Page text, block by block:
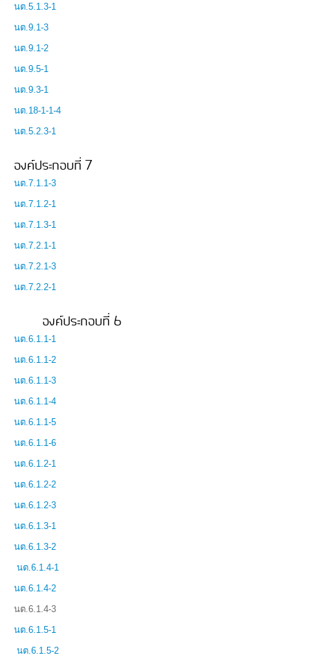
นต.5.1.3-1
นต.9.1-3
นต.9.1-2
นต.9.5-1
นต.9.3-1
นต.18-1-1-4
นต.5.2.3-1
องค์ประกอบที่ 7
นต.7.1.1-3
นต.7.1.2-1
นต.7.1.3-1
นต.7.2.1-1
นต.7.2.1-3
นต.7.2.2-1
องค์ประกอบที่ 6
นต.6.1.1-1
นต.6.1.1-2
นต.6.1.1-3
นต.6.1.1-4
นต.6.1.1-5
นต.6.1.1-6
นต.6.1.2-1
นต.6.1.2-2
นต.6.1.2-3
นต.6.1.3-1
นต.6.1.3-2
นต.6.1.4-1
นต.6.1.4-2
นต.6.1.4-3
นต.6.1.5-1
นต.6.1.5-2